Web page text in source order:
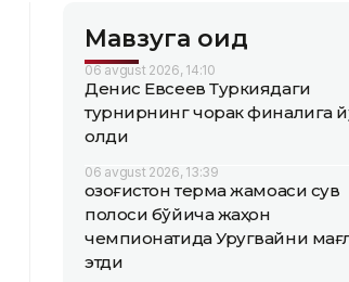
Мавзуга оид
06 avgust 2026, 14:10
Денис Евсеев Туркиядаги
турнирнинг чорак финалига
олди
06 avgust 2026, 13:39
Қозоғистон терма жамоаси сув
полоси бўйича жаҳон
чемпионатида Уругвайни
этди